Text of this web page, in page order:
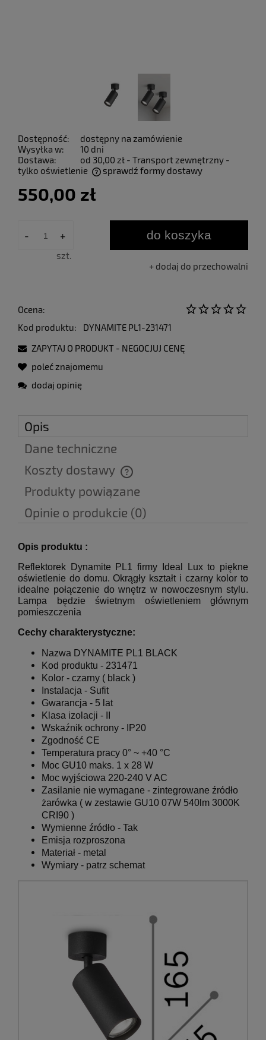
Dostępność:
dostępny na zamówienie
Wysyłka w:
10 dni
Dostawa:
od 30,00 zł - Transport zewnętrzny -
tylko oświetlenie
sprawdź formy dostawy
550,00 zł
- +
szt.
do koszyka
dodaj do przechowalni
Ocena:
Kod produktu:
DYNAMITE PL1-231471
ZAPYTAJ O PRODUKT - NEGOCJUJ CENĘ
poleć znajomemu
dodaj opinię
Opis
Dane techniczne
Koszty dostawy
Cena nie zawiera ewentualnych kosztów płatności
Produkty powiązane
Opinie o produkcie (0)
Opis produktu :
Reflektorek Dynamite PL1 firmy Ideal Lux to piękne
oświetlenie do domu. Okrągły kształt i czarny kolor to
idealne połączenie do wnętrz w nowoczesnym stylu.
Lampa będzie świetnym oświetleniem głównym
pomieszczenia
Cechy charakterystyczne:
Nazwa DYNAMITE PL1 BLACK
Kod produktu - 231471
Kolor - czarny ( black )
Instalacja - Sufit
Gwarancja - 5 lat
Klasa izolacji - II
Wskaźnik ochrony - IP20
Zgodność CE
Temperatura pracy 0° ~ +40 °C
Moc GU10 maks. 1 x 28 W
Moc wyjściowa 220-240 V AC
Zasilanie nie wymagane - zintegrowane źródło
żarówka ( w zestawie GU10 07W 540lm 3000K
CRI90 )
Wymienne źródło - Tak
Emisja rozproszona
Materiał - metal
Wymiary - patrz schemat